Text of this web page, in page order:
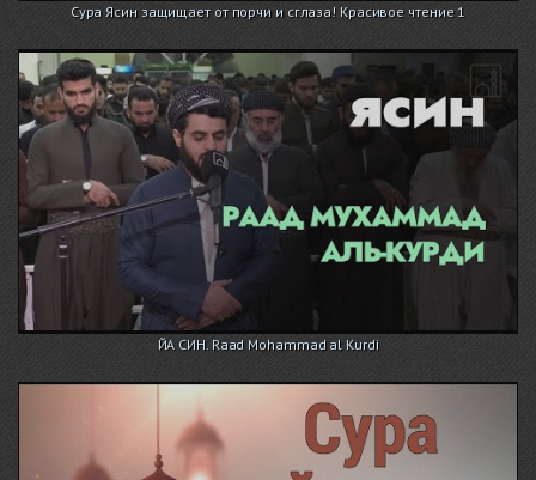
Сура Ясин защищает от порчи и сглаза! Красивое чтение 1
ЙА СИН. Raad Mohammad al Kurdi